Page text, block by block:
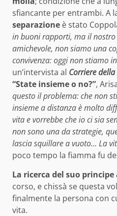
sfiancante per entrambi. A
separazione è stato
in buoni rapporti, ma il
amichevole, non siamo una
convivenza: oggi non stiamo
un’intervista al Corriere della
“State insieme o no?”,
questo il problema: che non
insieme a distanza è molto
vita e vorrebbe che io ci sia
non sono una da strategie,
lascia squillare a vuoto… La
poco tempo la fiamma fu
La ricerca del suo principe
corso, e chissà se questa
finalmente la persona con
vita.